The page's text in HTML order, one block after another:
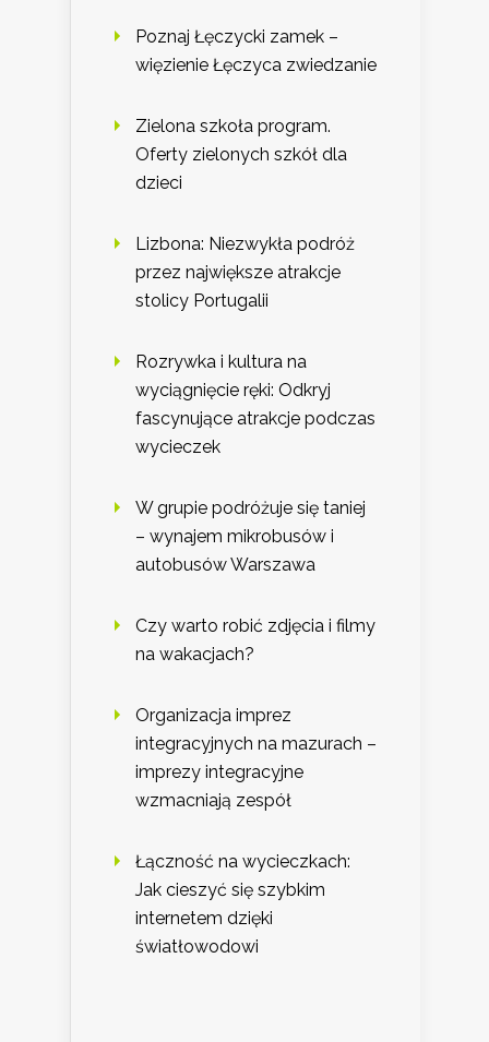
Poznaj Łęczycki zamek –
więzienie Łęczyca zwiedzanie
Zielona szkoła program.
Oferty zielonych szkół dla
dzieci
Lizbona: Niezwykła podróż
przez największe atrakcje
stolicy Portugalii
Rozrywka i kultura na
wyciągnięcie ręki: Odkryj
fascynujące atrakcje podczas
wycieczek
W grupie podróżuje się taniej
– wynajem mikrobusów i
autobusów Warszawa
Czy warto robić zdjęcia i filmy
na wakacjach?
Organizacja imprez
integracyjnych na mazurach –
imprezy integracyjne
wzmacniają zespół
Łączność na wycieczkach:
Jak cieszyć się szybkim
internetem dzięki
światłowodowi